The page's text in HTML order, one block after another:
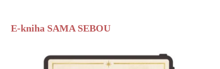
E-kniha SAMA SEBOU